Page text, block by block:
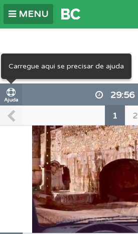
MENU
Ajuda 29:56
1 2
Carregue aqui se precisar de ajuda